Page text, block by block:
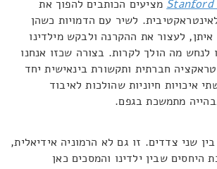
Stanford מציעים הכותבים להפוך את
לשיר עם הדמויות כשהן
לעצור את ההקרנה ולבקש מילדינו
מה הולך לקרות. בצורה שכזו אנחנו
חברתית ותקשורת בינאישית יחד
איכויות חיוניות שהולכות לאיבוד
מתמשכת בגפם.
שני צדדים. זו גם לא הרמוניה אידיאלית,
היחסים שבין ילדינו והמסכים כאן